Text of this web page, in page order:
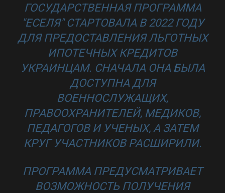
ГОСУДАРСТВЕННАЯ ПРОГРАММА
"ЕСЕЛЯ" СТАРТОВАЛА В 2022 ГОДУ
ДЛЯ ПРЕДОСТАВЛЕНИЯ ЛЬГОТНЫХ
ИПОТЕЧНЫХ КРЕДИТОВ
УКРАИНЦАМ. СНАЧАЛА ОНА БЫЛА
ДОСТУПНА ДЛЯ
ВОЕННОСЛУЖАЩИХ,
ПРАВООХРАНИТЕЛЕЙ, МЕДИКОВ,
ПЕДАГОГОВ И УЧЕНЫХ, А ЗАТЕМ
КРУГ УЧАСТНИКОВ РАСШИРИЛИ.
ПРОГРАММА ПРЕДУСМАТРИВАЕТ
ВОЗМОЖНОСТЬ ПОЛУЧЕНИЯ